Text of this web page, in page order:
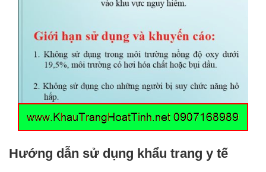
Hướng dẫn sử dụng khẩu trang y tế